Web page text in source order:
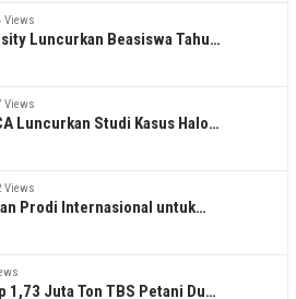
Views
Luncurkan Beasiswa Tahu…
Views
Luncurkan Studi Kasus Halo…
Views
Prodi Internasional untuk…
1,73 Juta Ton TBS Petani Du…